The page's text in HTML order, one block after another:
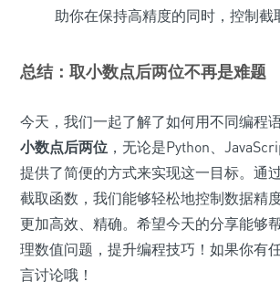
助你在保持高精度的同时，控制截
总结：取小数点后两位不再是难题
今天，我们一起了解了如何用不同编程
小数点后两位 ，无论是Python、
提供了简便的方式来实现这一目标。通
截取函数，我们能够轻松地控制数据精
更加高效、精确。希望今天的分享能够
理数值问题，提升编程技巧！如果你有
言讨论哦！